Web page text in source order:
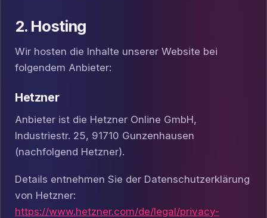
2. Hosting
Wir hosten die Inhalte unserer Website bei
folgendem Anbieter:
Hetzner
Anbieter ist die Hetzner Online GmbH,
Industriestr. 25, 91710 Gunzenhausen
(nachfolgend Hetzner).
Details entnehmen Sie der Datenschutzerklärung
von Hetzner:
https://www.hetzner.com/de/legal/privacy-